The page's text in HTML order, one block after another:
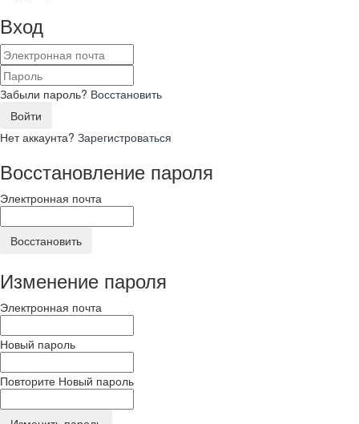
Вход
Забыли пароль? Восстановить
Войти
Нет аккаунта? Зарегистроваться
Восстановление пароля
Электронная почта
Восстановить
Изменение пароля
Электронная почта
Новый пароль
Повторите Новый пароль